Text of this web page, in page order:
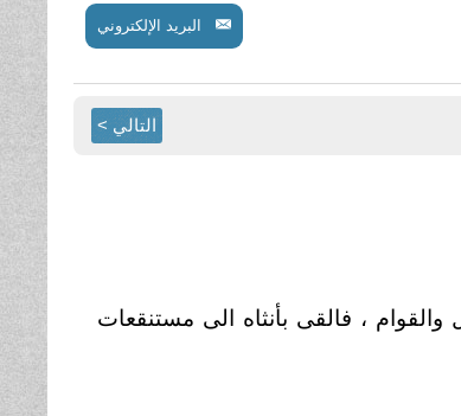
البريد الإلكتروني
التالي >
، فالقى بأنثاه الى مستنقعات